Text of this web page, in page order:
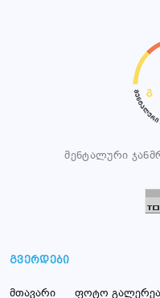
გვერდები
მთავარი ფოტო გალერეა
მენტალური